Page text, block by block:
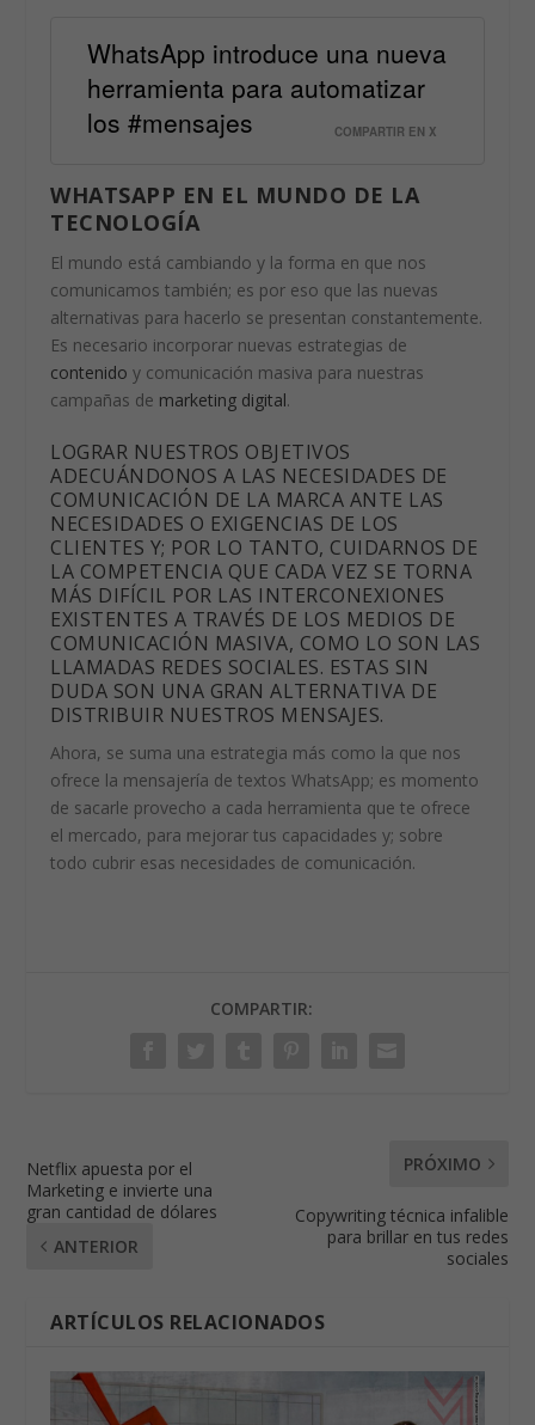
WhatsApp introduce una nueva
herramienta para automatizar
los #mensajes
COMPARTIR EN X
WHATSAPP EN EL MUNDO DE LA
TECNOLOGÍA
El mundo está cambiando y la forma en que nos
comunicamos también; es por eso que las nuevas
alternativas para hacerlo se presentan constantemente.
Es necesario incorporar nuevas estrategias de
contenido y comunicación masiva para nuestras
campañas de marketing digital.
LOGRAR NUESTROS OBJETIVOS
ADECUÁNDONOS A LAS NECESIDADES DE
COMUNICACIÓN DE LA MARCA ANTE LAS
NECESIDADES O EXIGENCIAS DE LOS
CLIENTES Y; POR LO TANTO, CUIDARNOS DE
LA COMPETENCIA QUE CADA VEZ SE TORNA
MÁS DIFÍCIL POR LAS INTERCONEXIONES
EXISTENTES A TRAVÉS DE LOS MEDIOS DE
COMUNICACIÓN MASIVA, COMO LO SON LAS
LLAMADAS REDES SOCIALES. ESTAS SIN
DUDA SON UNA GRAN ALTERNATIVA DE
DISTRIBUIR NUESTROS MENSAJES.
Ahora, se suma una estrategia más como la que nos
ofrece la mensajería de textos WhatsApp; es momento
de sacarle provecho a cada herramienta que te ofrece
el mercado, para mejorar tus capacidades y; sobre
todo cubrir esas necesidades de comunicación.
COMPARTIR:
Netflix apuesta por el
Marketing e invierte una
gran cantidad de dólares
ANTERIOR
PRÓXIMO
Copywriting técnica infalible
para brillar en tus redes
sociales
ARTÍCULOS RELACIONADOS